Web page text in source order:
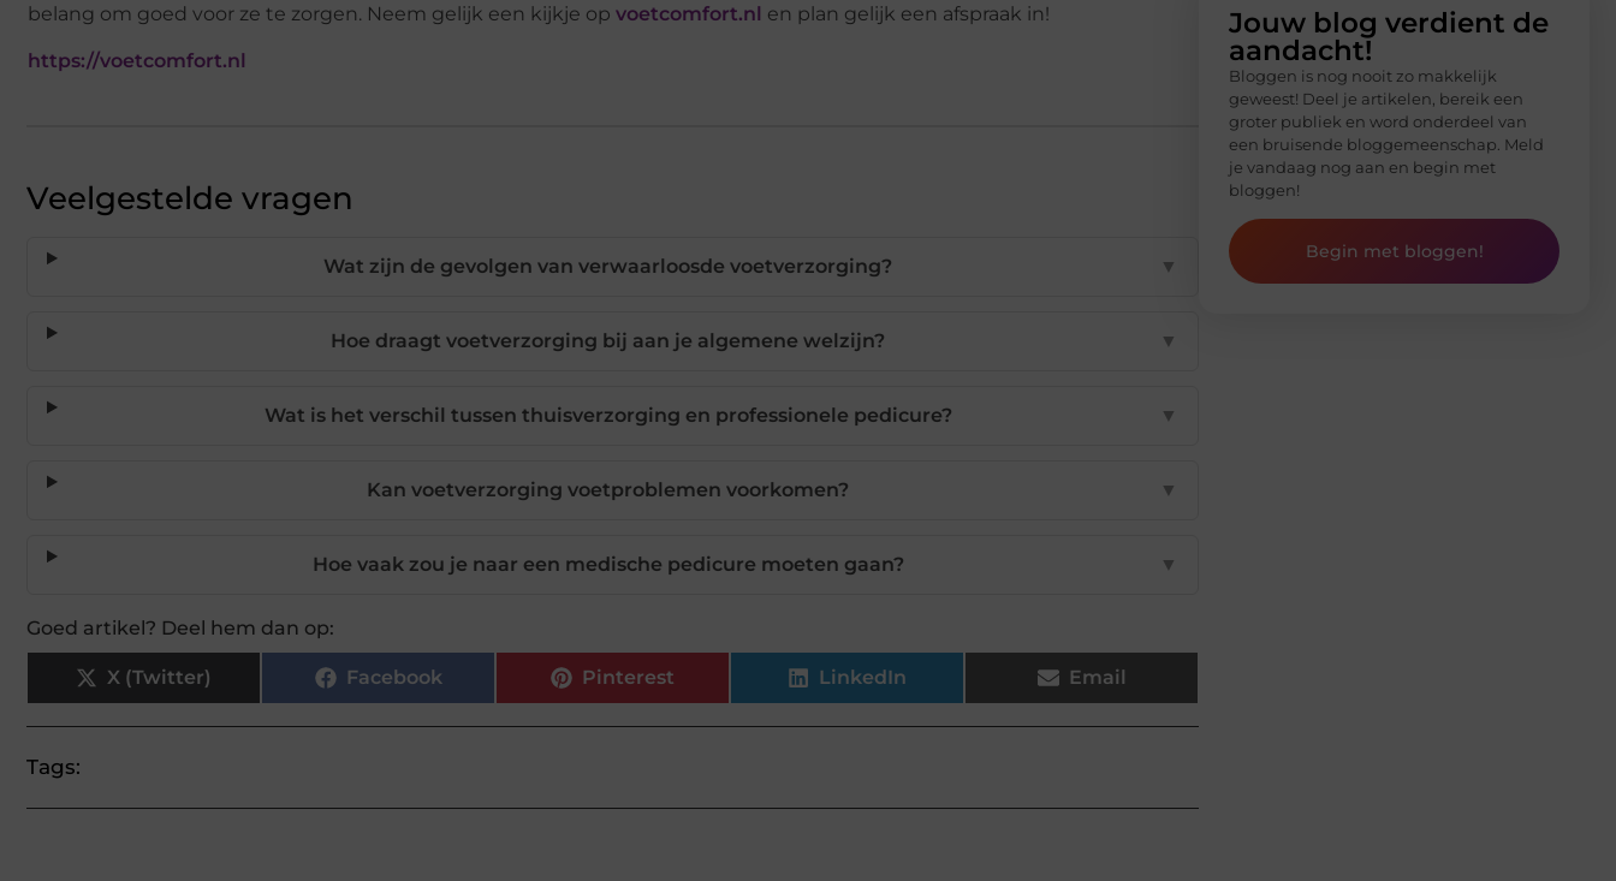
belang om goed voor ze te zorgen. Neem gelijk een kijkje op voetcomfort.nl en plan gelijk een afspraak in!
https://voetcomfort.nl
Veelgestelde vragen
Wat zijn de gevolgen van verwaarloosde voetverzorging? ▼
Hoe draagt voetverzorging bij aan je algemene welzijn? ▼
Wat is het verschil tussen thuisverzorging en professionele pedicure? ▼
Kan voetverzorging voetproblemen voorkomen? ▼
Hoe vaak zou je naar een medische pedicure moeten gaan? ▼
Goed artikel? Deel hem dan op:
X (Twitter) Facebook Pinterest LinkedIn Email
Tags:
Jouw blog verdient de
aandacht!
Bloggen is nog nooit zo makkelijk
geweest! Deel je artikelen, bereik een
groter publiek en word onderdeel van
een bruisende bloggemeenschap. Meld
je vandaag nog aan en begin met
bloggen!
Begin met bloggen!